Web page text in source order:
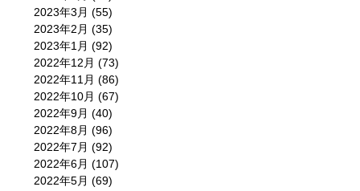
2023年3月 (55)
2023年2月 (35)
2023年1月 (92)
2022年12月 (73)
2022年11月 (86)
2022年10月 (67)
2022年9月 (40)
2022年8月 (96)
2022年7月 (92)
2022年6月 (107)
2022年5月 (69)